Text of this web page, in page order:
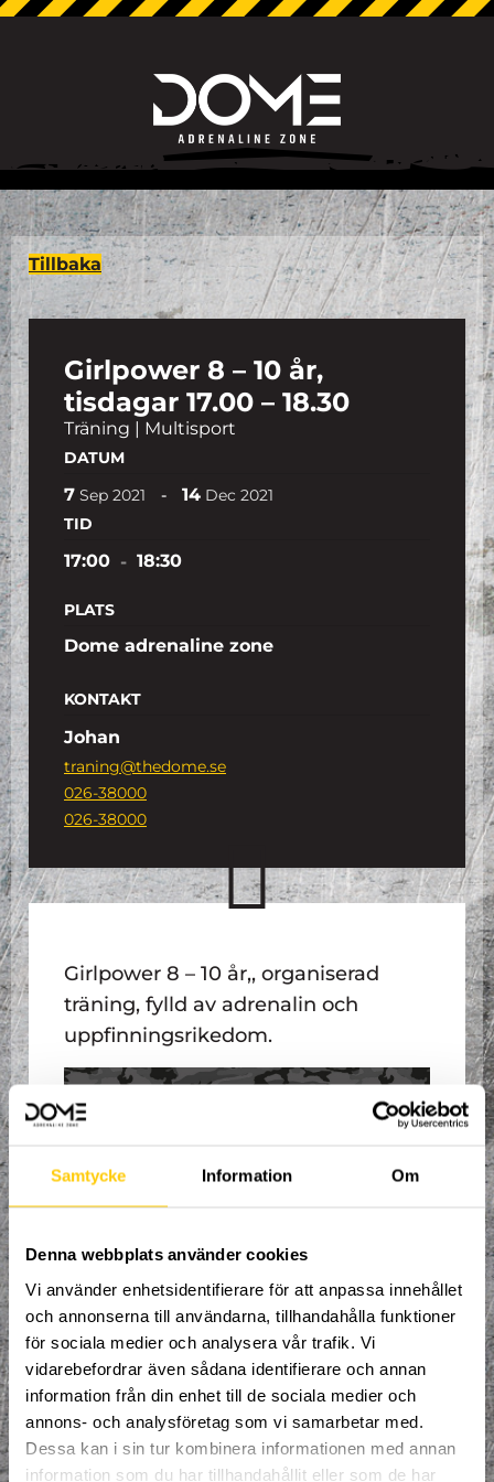
Samtycke Information Om
Denna webbplats använder cookies
Vi använder enhetsidentifierare för att anpassa innehållet
och annonserna till användarna, tillhandahålla funktioner
för sociala medier och analysera vår trafik. Vi
vidarebefordrar även sådana identifierare och annan
information från din enhet till de sociala medier och
annons- och analysföretag som vi samarbetar med.
Dessa kan i sin tur kombinera informationen med annan
information som du har tillhandahållit eller som de har
Tillbaka
Girlpower 8 – 10 år,
tisdagar 17.00 – 18.30
Träning | Multisport
DATUM
7 Sep 2021 - 14 Dec 2021
TID
17:00 - 18:30
PLATS
Dome adrenaline zone
KONTAKT
Johan
traning@thedome.se
026-38000
026-38000
Girlpower 8 – 10 år,, organiserad
träning, fylld av adrenalin och
uppfinningsrikedom.
Välkommen till en ny termin med
organiserad träning, fylld av adrenalin och
uppfinningsrikedom där du får prova på
alla våra sporter i en arena helt utan
gränser!
Våra erfarna coacher tar hand om dig och
ser till att du ständigt utvecklas i den